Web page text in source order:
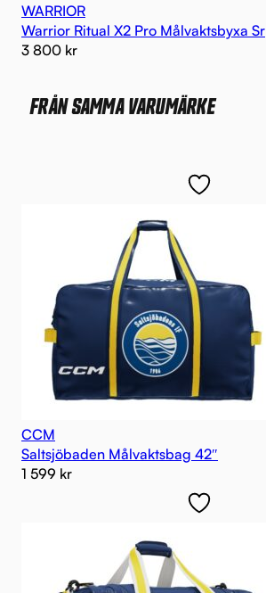
WARRIOR
Warrior Ritual X2 Pro Målvaktsbyxa Sr
3 800 kr
FRÅN SAMMA VARUMÄRKE
CCM
Saltsjöbaden Målvaktsbag 42″
1 599 kr